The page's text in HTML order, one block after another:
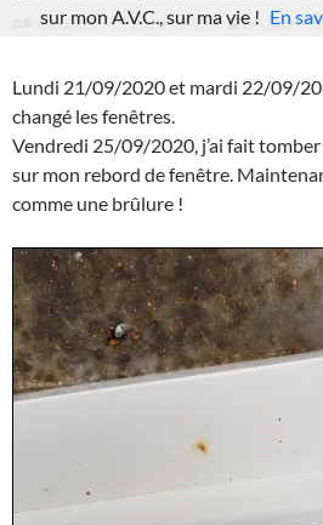
GALERIE 2020-09-25 LAURENT B.
Lundi 21/09/2020 et mardi 22/09/
changé les fenêtres.
Vendredi 25/09/2020, j’ai fait
sur mon rebord de fenêtre.
comme une brûlure !
sur mon A.V.C., sur ma vie ! En